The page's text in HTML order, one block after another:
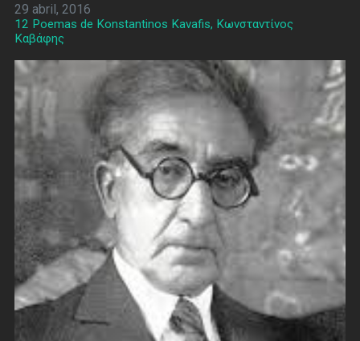
29 abril, 2016
12 Poemas de Konstantinos Kavafis, Κωνσταντίνος
Καβάφης